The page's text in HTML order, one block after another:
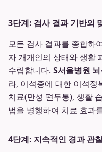
3단계: 검사 결과 기반의
모든 검사 결과를 종합하
자 개개인의 상태와 생활
수립합니다. S서울병원
라, 이석증에 대한 이석
치료(만성 편두통), 생활
법을 병행하여 치료 효과
4단계: 지속적인 경과 관